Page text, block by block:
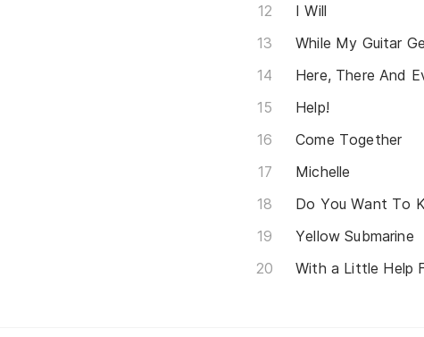
I Will
While My Guitar
Here, There And
Help!
Come Together
Michelle
Do You Want To
Yellow Submarine
With a Little Help